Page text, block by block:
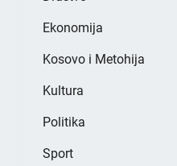
Ekonomija
Kosovo i Metohija
Kultura
Politika
Sport